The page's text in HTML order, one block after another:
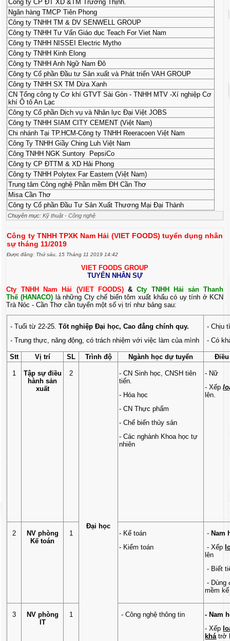
Công ty CP ĐT XD &TM Trường Thịnh.
Ngân hàng TMCP Tiên Phong
Công ty TNHH TM & DV SENWELL GROUP
Công ty TNHH Tư Vấn Giáo dục Teach For Viet Nam
Công ty TNHH NISSEI Electric Mytho
Công ty TNHH Kinh Elong
Công ty TNHH Anh Ngữ Nam Đô
Công ty Cổ phần Đầu tư Sản xuất và Phát triển VAH GROUP
Công ty TNHH SX TM Dừa Xanh
CN Tổng công ty Cơ khí GTVT Sài Gòn - TNHH MTV -Xí nghiệp Cơ
khí Ô tô An Lạc
Công ty Cổ phần Dịch vụ và Nhân lực Đại Việt JOBS
Công ty TNHH SIAM CITY CEMENT (Việt Nam)
Chi nhánh Tại TP.HCM-Công ty TNHH Reeracoen Việt Nam
Công Ty TNHH Giầy Ching Luh Việt Nam
Công TNHH NGK Suntory PepsiCo
Công ty CP ĐTTM & XD Hải Phong
Công ty TNHH Polytex Far Eastern (Việt Nam)
Trung tâm Công nghệ Phần mềm ĐH Cần Thơ
Misa Cần Thơ
Công ty Cổ phần Đầu Tư Sản Xuất Thương Mại Đại Thành
Chuyên mục:Kỹ thuật - Công nghệ
Công ty TNHH TPXK Nam Hải (VIET FOODS) tuyển dụng nhân
sự tháng 11/2019
Được đăng: Thứ sáu, 15 Tháng 11 2019 14:42
VIET FOODS GROUP
TUYỂN NHÂN SỰ
Cty TNHH Nam Hải (VIET FOODS)& Cty TNHH Hải sản Thanh
Thế (HANACO) là những Cty chế biến tôm xuất khẩu có uy tính ở KCN
Trà Nóc - Cần Thơ cần tuyển một số vị trí như bảng sau:
- Tuổi từ 22-25.Tốt nghiệp Đại học, Cao đẳng chính quy.
- Trung thực, năng động, có trách nhiệm với việc làm của mình
- Chịu
- Có
Stt Vị trí SL Trình độ Ngành học dự tuyển Điều
1
Tập sự điều
hành sản
xuất
2
Đại học
- CN Sinh học, CNSH tiên
tiến.
- Hóa học
- CN Thực phẩm
- Chế biến thủy sản
- Các nghành Khoa học tự
nhiên
- Nữ
- Xếp
lên.
2
NV phòng
Kế toán
1
- Kế toán
- Kiểm toán
- Nam
- Xếp
lên
- Biết
- Dùng
mềm
3
NV phòng
IT
1 - Công nghệ thông tin
- Nam
- Xếp
khátrở